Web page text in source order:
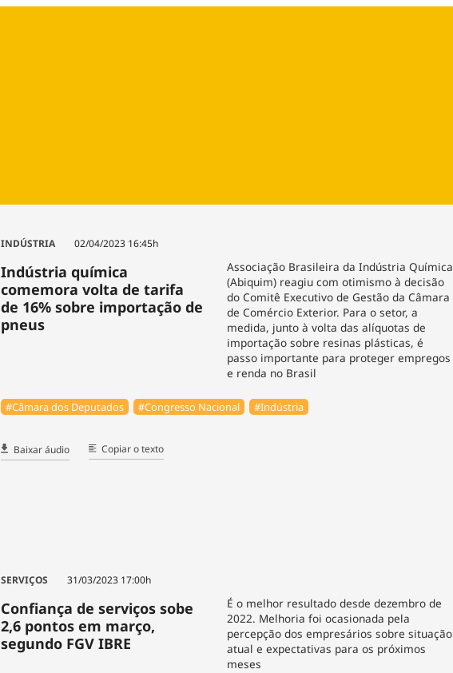
INDÚSTRIA 02/04/2023 16:45h
Indústria química
comemora volta de tarifa
de 16% sobre importação de
pneus
Associação Brasileira da Indústria Química
(Abiquim) reagiu com otimismo à decisão
do Comitê Executivo de Gestão da Câmara
de Comércio Exterior. Para o setor, a
medida, junto à volta das alíquotas de
importação sobre resinas plásticas, é
passo importante para proteger empregos
e renda no Brasil
#Câmara dos Deputados #Congresso Nacional #Indústria
Baixar áudio Copiar o texto
SERVIÇOS 31/03/2023 17:00h
Confiança de serviços sobe
2,6 pontos em março,
segundo FGV IBRE
É o melhor resultado desde dezembro de
2022. Melhoria foi ocasionada pela
percepção dos empresários sobre situação
atual e expectativas para os próximos
meses